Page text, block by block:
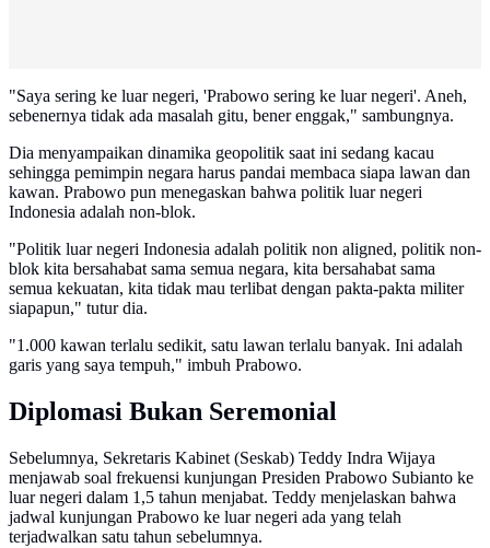
"Saya sering ke luar negeri, 'Prabowo sering ke luar negeri'. Aneh,
sebenernya tidak ada masalah gitu, bener enggak," sambungnya.
Dia menyampaikan dinamika geopolitik saat ini sedang kacau
sehingga pemimpin negara harus pandai membaca siapa lawan dan
kawan. Prabowo pun menegaskan bahwa politik luar negeri
Indonesia adalah non-blok.
"Politik luar negeri Indonesia adalah politik non aligned, politik non-
blok kita bersahabat sama semua negara, kita bersahabat sama
semua kekuatan, kita tidak mau terlibat dengan pakta-pakta militer
siapapun," tutur dia.
"1.000 kawan terlalu sedikit, satu lawan terlalu banyak. Ini adalah
garis yang saya tempuh," imbuh Prabowo.
Diplomasi Bukan Seremonial
Sebelumnya, Sekretaris Kabinet (Seskab) Teddy Indra Wijaya
menjawab soal frekuensi kunjungan Presiden Prabowo Subianto ke
luar negeri dalam 1,5 tahun menjabat. Teddy menjelaskan bahwa
jadwal kunjungan Prabowo ke luar negeri ada yang telah
terjadwalkan satu tahun sebelumnya.